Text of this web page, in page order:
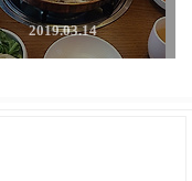
2019.03.14